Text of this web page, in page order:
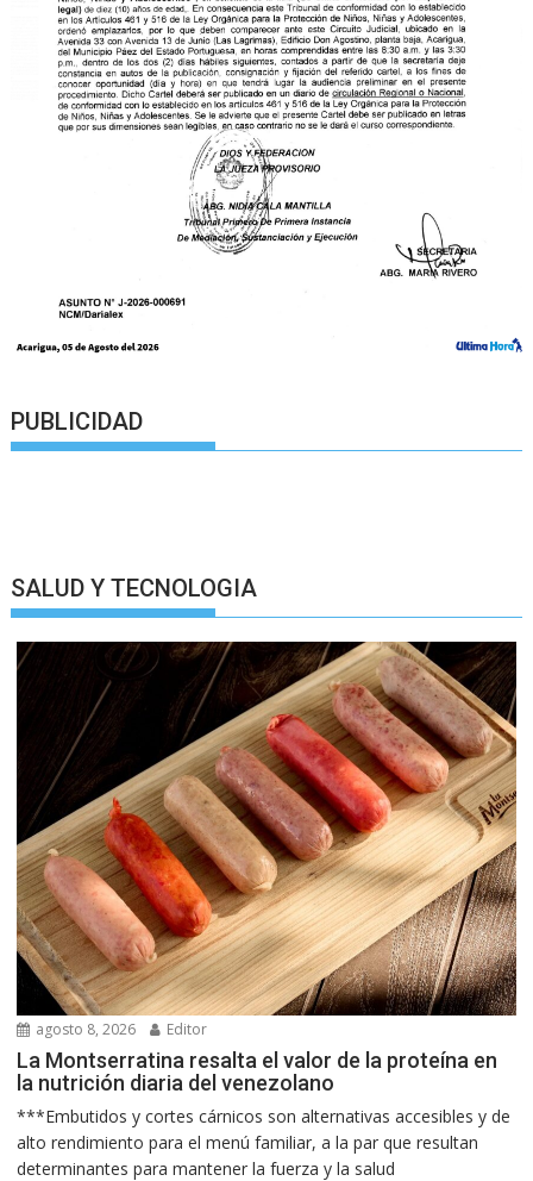
PUBLICIDAD
SALUD Y TECNOLOGIA
agosto 8, 2026 Editor
La Montserratina resalta el valor de la proteína en
la nutrición diaria del venezolano
***Embutidos y cortes cárnicos son alternativas accesibles y de
alto rendimiento para el menú familiar, a la par que resultan
determinantes para mantener la fuerza y la salud